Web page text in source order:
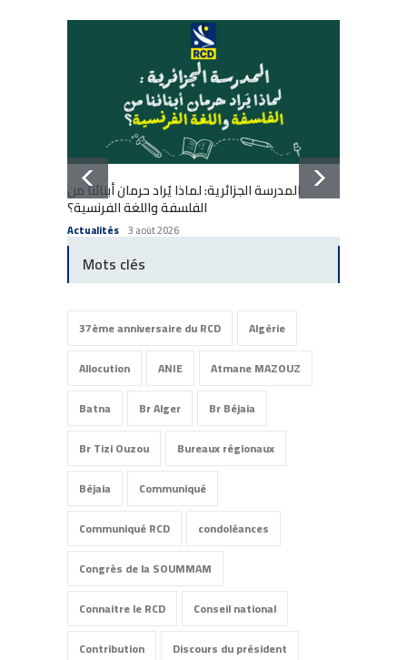
المدرسة الجزائرية: لماذا يُراد حرمان أبنائنا من
الفلسفة واللغة الفرنسية؟
Actualités 3 août 2026
Mots clés
37ème anniversaire du RCD
Algérie
Allocution
ANIE
Atmane MAZOUZ
Batna
Br Alger
Br Béjaia
Br Tizi Ouzou
Bureaux régionaux
Béjaia
Communiqué
Communiqué RCD
condoléances
Congrès de la SOUMMAM
Connaitre le RCD
Conseil national
Contribution
Discours du président